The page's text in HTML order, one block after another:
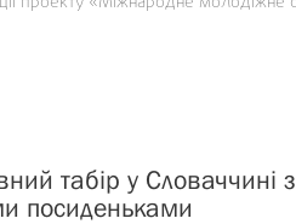
табір у
посиденьками